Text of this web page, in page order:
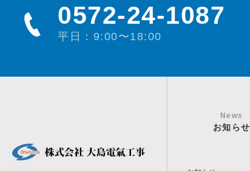
0572-24-1087
平日：9:00〜18:00
News
お知らせ